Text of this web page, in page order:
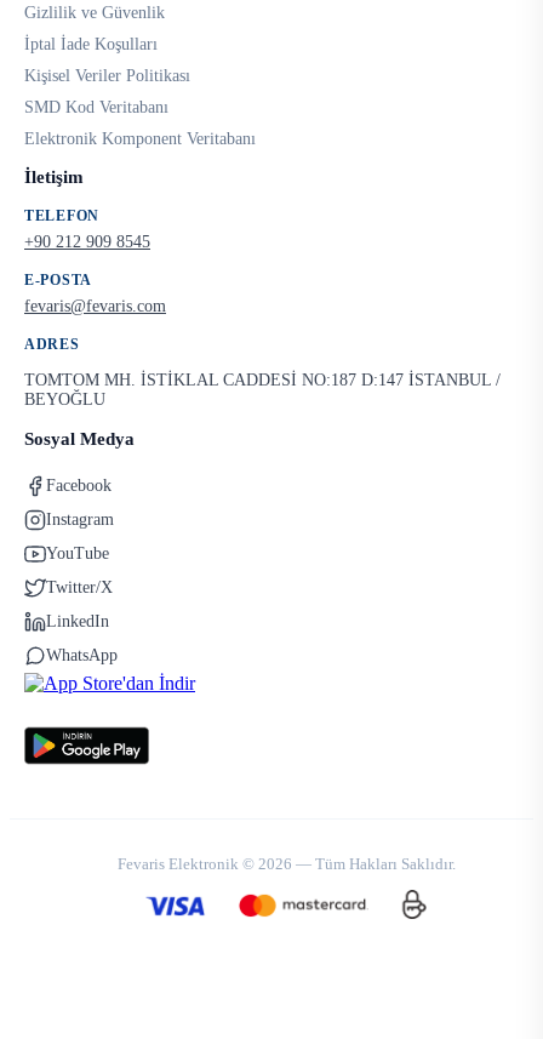
Gizlilik ve Güvenlik
İptal İade Koşulları
Kişisel Veriler Politikası
SMD Kod Veritabanı
Elektronik Komponent Veritabanı
İletişim
TELEFON
+90 212 909 8545
E-POSTA
fevaris@fevaris.com
ADRES
TOMTOM MH. İSTİKLAL CADDESİ NO:187 D:147 İSTANBUL /
BEYOĞLU
Sosyal Medya
Facebook
Instagram
YouTube
Twitter/X
LinkedIn
WhatsApp
Fevaris Elektronik © 2026 — Tüm Hakları Saklıdır.